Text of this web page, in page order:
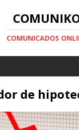
COMUNICADOS
de